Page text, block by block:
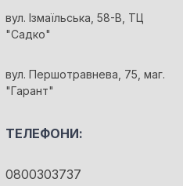
вул. Ізмаїльська, 58-В, ТЦ
"Садко"
вул. Першотравнева, 75, маг.
"Гарант"
ТЕЛЕФОНИ:
0800303737